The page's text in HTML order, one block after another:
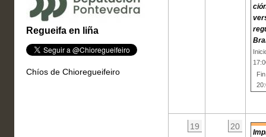
Regueifa en liña
Chíos de Chioregueifeiro
19 20